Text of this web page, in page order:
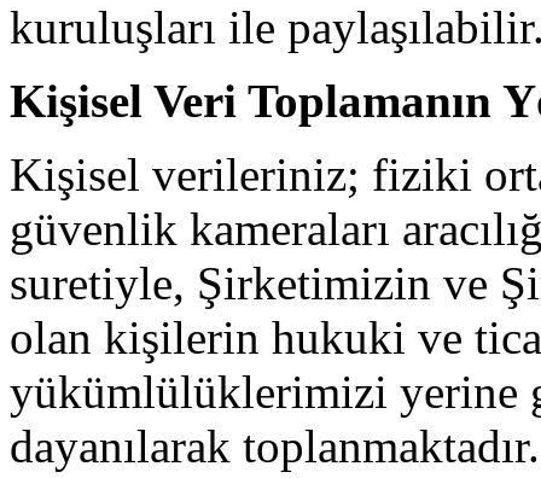
kuruluşları ile
Kişisel Veri Toplamanın
Kişisel verileriniz; fiziki
güvenlik kameraları
suretiyle, Şirketimizin ve
olan kişilerin hukuki ve
yükümlülüklerimizi yerine
dayanılarak toplanmaktadır.